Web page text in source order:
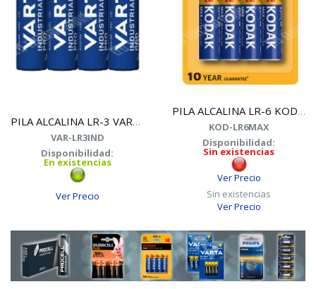
PILA ALCALINA LR-3 VARTA INDUSTRIAL
VAR-LR3IND
Disponibilidad:
En existencias
Ver Precio
PILA ALCALINA LR-6 KODAK BL/4(C/100*20)
KOD-LR6MAX
Disponibilidad:
Sin existencias
Ver Precio
Sin existencias
Ver Precio